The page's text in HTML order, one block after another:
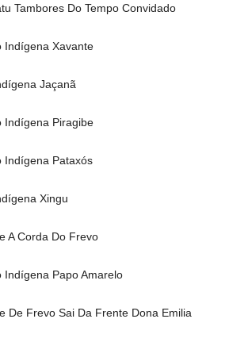
Tambores Do Tempo Convidado
Indígena Xavante
Jaçanã
Indígena Piragibe
Indígena Pataxós
Xingu
A Corda Do Frevo
Papo Amarelo
De Frevo Sai Da Frente Dona Emilia